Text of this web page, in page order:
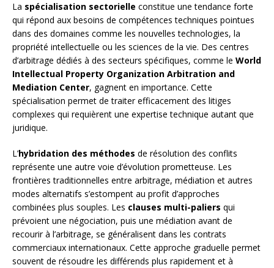
La spécialisation sectorielle constitue une tendance forte
qui répond aux besoins de compétences techniques pointues
dans des domaines comme les nouvelles technologies, la
propriété intellectuelle ou les sciences de la vie. Des centres
d’arbitrage dédiés à des secteurs spécifiques, comme le World
Intellectual Property Organization Arbitration and
Mediation Center, gagnent en importance. Cette
spécialisation permet de traiter efficacement des litiges
complexes qui requièrent une expertise technique autant que
juridique.
L’hybridation des méthodes de résolution des conflits
représente une autre voie d’évolution prometteuse. Les
frontières traditionnelles entre arbitrage, médiation et autres
modes alternatifs s’estompent au profit d’approches
combinées plus souples. Les clauses multi-paliers qui
prévoient une négociation, puis une médiation avant de
recourir à l’arbitrage, se généralisent dans les contrats
commerciaux internationaux. Cette approche graduelle permet
souvent de résoudre les différends plus rapidement et à